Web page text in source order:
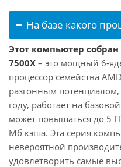
На базе какого
Этот компьютер собран
7500X – это мощный 6-
процессор семейства
разгонным
году, работает на
может повышаться до 5
Мб кэша. Эта серия
невероятной
удовлетворить самые